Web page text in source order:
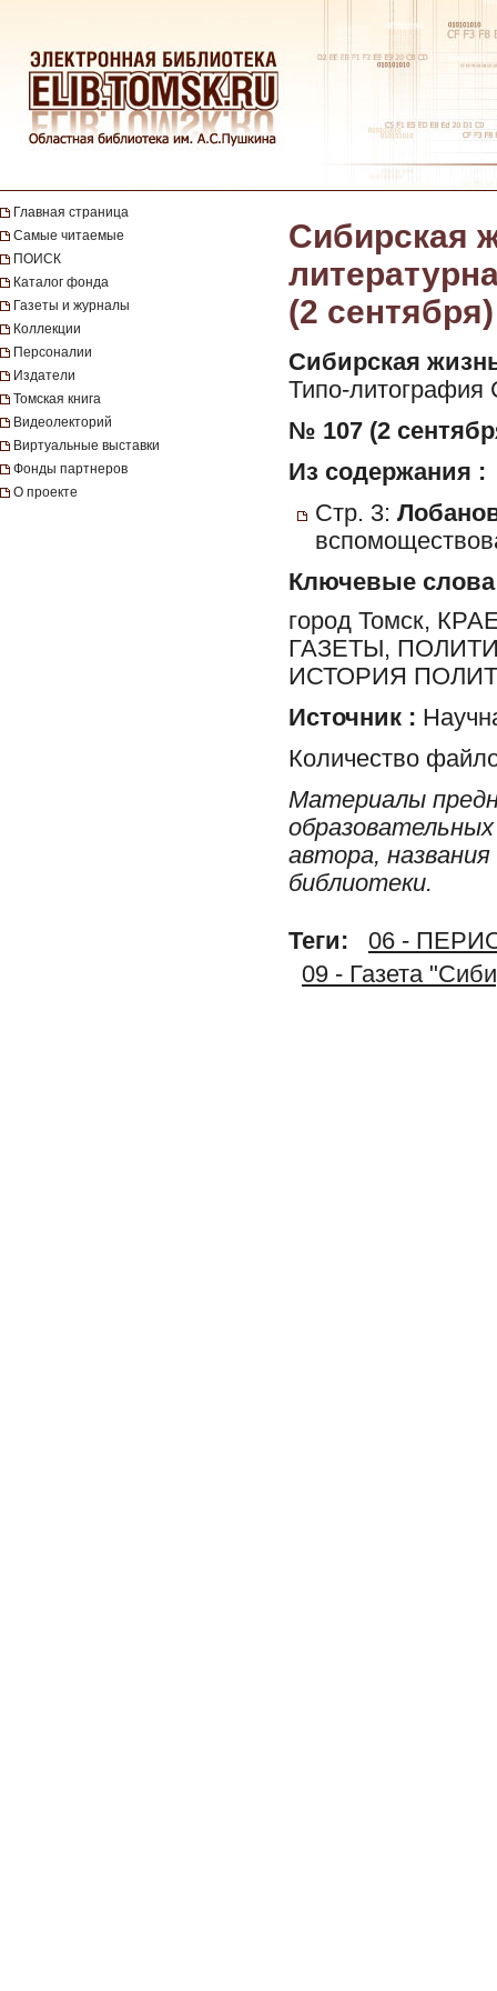
Главная страница
Самые читаемые
ПОИСК
Каталог фонда
Газеты и журналы
Коллекции
Персоналии
Издатели
Томская книга
Видеолекторий
Виртуальные выставки
Фонды партнеров
О проекте
Сибирская
(2 сентября)
Сибирская
Типо-литография
№ 107 (2
Из содержания :
Стр. 3:
Ключевые слова
город Томск,
ГАЗЕТЫ,
ИСТОРИЯ
Источник :
Количество
Материалы
автора,
библиотеки.
Теги:
06 -
09 - Газета